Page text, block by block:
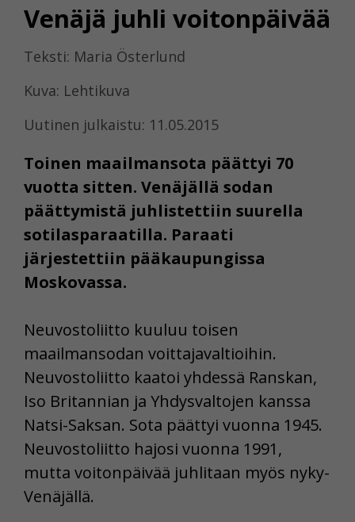
Venäjä juhli voitonpäivää
Teksti: Maria Österlund
Kuva: Lehtikuva
Uutinen julkaistu: 11.05.2015
Toinen maailmansota päättyi 70
vuotta sitten. Venäjällä sodan
päättymistä juhlistettiin suurella
sotilasparaatilla. Paraati
järjestettiin pääkaupungissa
Moskovassa.
Neuvostoliitto kuuluu toisen
maailmansodan voittajavaltioihin.
Neuvostoliitto kaatoi yhdessä Ranskan,
Iso Britannian ja Yhdysvaltojen kanssa
Natsi-Saksan. Sota päättyi vuonna 1945.
Neuvostoliitto hajosi vuonna 1991,
mutta voitonpäivää juhlitaan myös nyky-
Venäjällä.